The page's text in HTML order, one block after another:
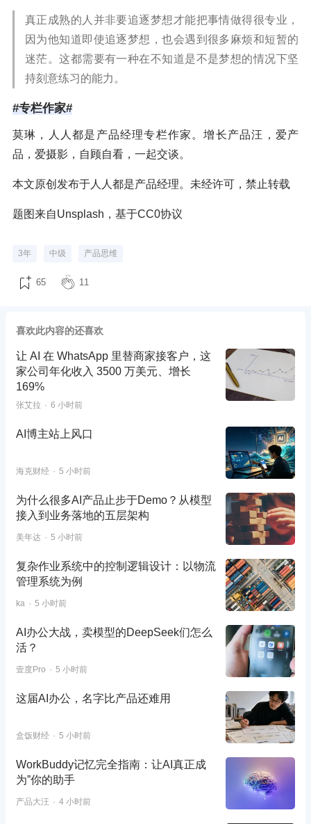
真正成熟的人并非要追逐梦想才能把事情做得很专业，
因为他知道即使追逐梦想，也会遇到很多麻烦和短暂的
迷茫。这都需要有一种在不知道是不是梦想的情况下坚
持刻意练习的能力。
#专栏作家#
莫琳，人人都是产品经理专栏作家。增长产品汪，爱产
品，爱摄影，自顾自看，一起交谈。
本文原创发布于人人都是产品经理。未经许可，禁止转载
题图来自Unsplash，基于CC0协议
3年 中级 产品思维
65 11
喜欢此内容的还喜欢
让 AI 在 WhatsApp 里替商家接客户，这
家公司年化收入 3500 万美元、增长
169%
张艾拉 6 小时前
AI博主站上风口
海克财经 5 小时前
为什么很多AI产品止步于Demo？从模型
接入到业务落地的五层架构
美年达 5 小时前
复杂作业系统中的控制逻辑设计：以物流
管理系统为例
ka 5 小时前
AI办公大战，卖模型的DeepSeek们怎么
活？
壹度Pro 5 小时前
这届AI办公，名字比产品还难用
盒饭财经 5 小时前
WorkBuddy记忆完全指南：让AI真正成
为”你的助手
产品大汪 4 小时前